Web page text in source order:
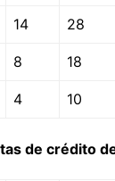
14 28
8 18
4 10
de crédito